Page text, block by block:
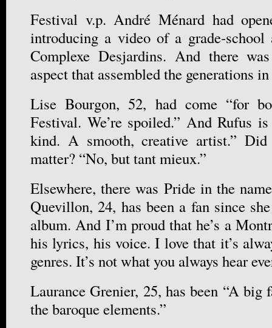
Festival v.p. André Ménard had
introducing a video of a grade-
Complexe Desjardins. And there
aspect that assembled the generations
Lise Bourgon, 52, had come “for
Festival. We’re spoiled.” And Rufus
kind. A smooth, creative artist.”
matter? “No, but tant mieux.”
Elsewhere, there was Pride in the
Quevillon, 24, has been a fan since
album. And I’m proud that he’s a
his lyrics, his voice. I love that it’s
genres. It’s not what you always hear
Laurance Grenier, 25, has been “A big
the baroque elements.”